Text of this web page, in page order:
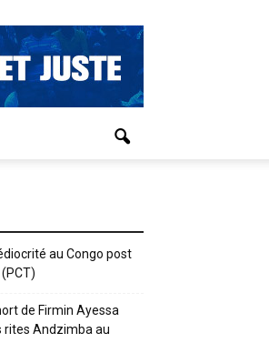
au Congo post
de Firmin Ayessa
rites Andzimba au